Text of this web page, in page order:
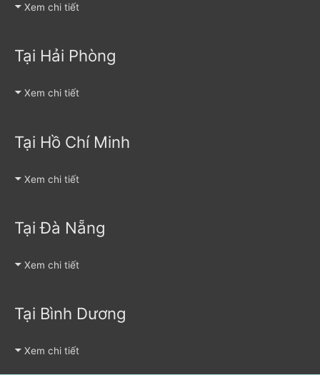
Xem chi tiết
Tại Hải Phòng
Xem chi tiết
Tại Hồ Chí Minh
Xem chi tiết
Tại Đà Nẵng
Xem chi tiết
Tại Bình Dương
Xem chi tiết